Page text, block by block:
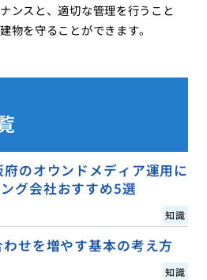
ンスと、適切な管理を行うこと
物を守ることができます。
府のオウンドメディア運用に
グ会社おすすめ5選
知識
せを増やす基本の考え方
知識